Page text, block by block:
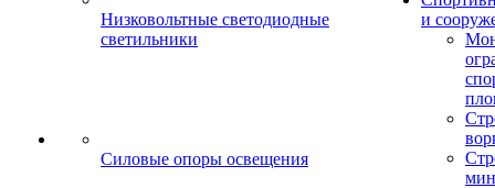
Низковольтные светодиодные
светильники
Силовые опоры освещения
и